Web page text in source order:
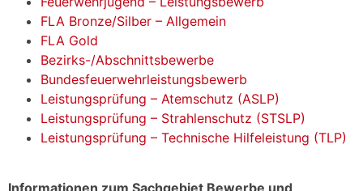
FLA Bronze/Silber – Allgemein
FLA Gold
Bezirks-/Abschnittsbewerbe
Bundesfeuerwehrleistungsbewerb
Leistungsprüfung – Atemschutz (ASLP)
Leistungsprüfung – Strahlenschutz (STSLP)
Leistungsprüfung – Technische Hilfeleistung (TLP)